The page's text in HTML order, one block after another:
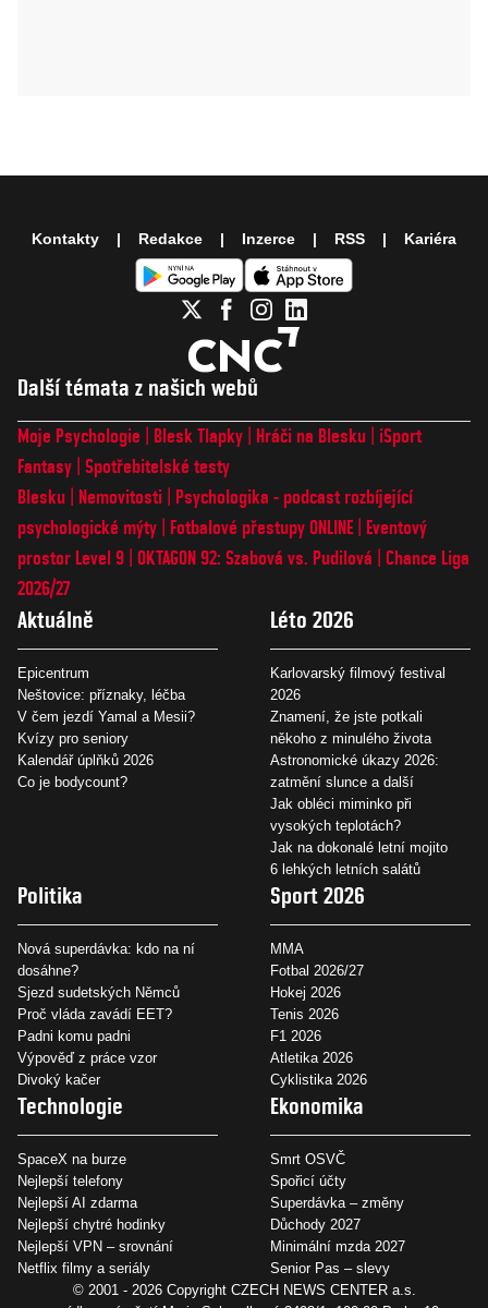
Další témata z našich webů
Moje Psychologie Blesk Tlapky Hráči na Blesku
iSport
Fantasy Spotřebitelské testy
Blesku
Nemovitosti
Psychologika - podcast rozbíjející
psychologické mýty
Fotbalové přestupy ONLINE
Eventový
prostor Level 9 OKTAGON 92: Szabová vs. Pudilová
Chance Liga
2026/27
Aktuálně
Epicentrum
Neštovice: příznaky, léčba
V čem jezdí Yamal a Mesii?
Kvízy pro seniory
Kalendář úplňků 2026
Co je bodycount?
Léto 2026
Karlovarský filmový festival
2026
Znamení, že jste potkali
někoho z minulého života
Astronomické úkazy 2026:
zatmění slunce a další
Jak obléci miminko při
vysokých teplotách?
Jak na dokonalé letní mojito
6 lehkých letních salátů
Politika
Nová superdávka: kdo na ní
dosáhne?
Sjezd sudetských Němců
Proč vláda zavádí EET?
Padni komu padni
Výpověď z práce vzor
Divoký kačer
Sport 2026
MMA
Fotbal 2026/27
Hokej 2026
Tenis 2026
F1 2026
Atletika 2026
Cyklistika 2026
Technologie
SpaceX na burze
Nejlepší telefony
Nejlepší AI zdarma
Nejlepší chytré hodinky
Nejlepší VPN – srovnání
Netflix filmy a seriály
Ekonomika
Smrt OSVČ
Spořicí účty
Superdávka – změny
Důchody 2027
Minimální mzda 2027
Senior Pas – slevy
Kontakty Redakce Inzerce RSS Kariéra
© 2001 - 2026 Copyright CZECH NEWS CENTER a.s.